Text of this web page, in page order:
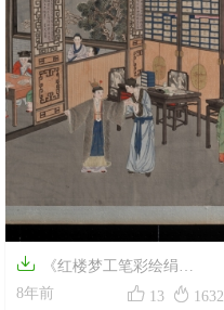

《红楼梦工笔彩绘绢
本-91》清代孙温高清中国画作
8年前  13  1632